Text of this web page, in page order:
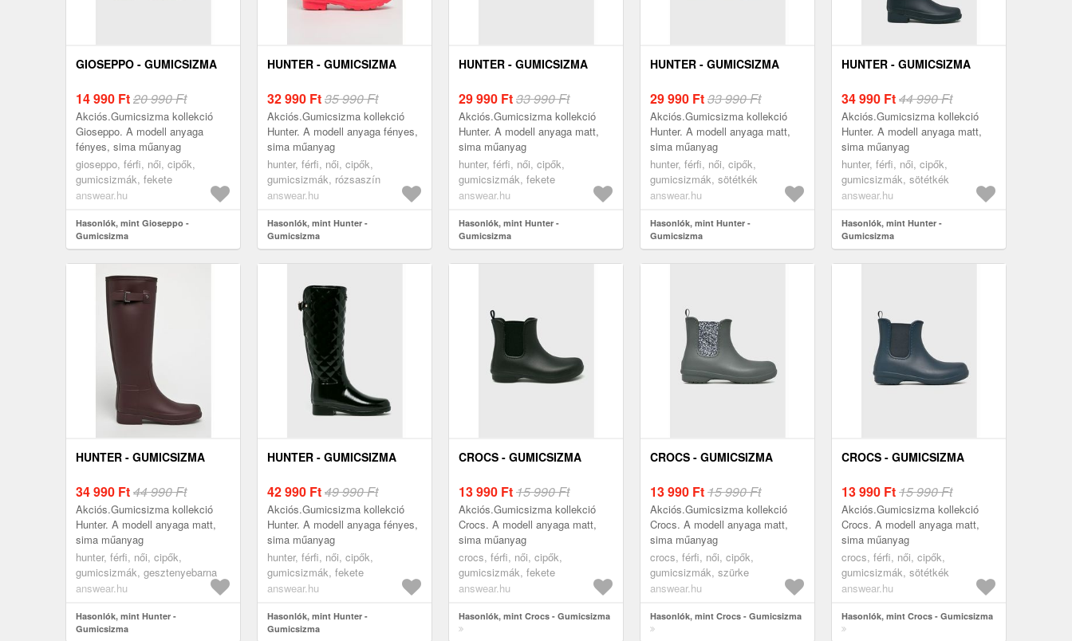
GIOSEPPO - GUMICSIZMA
14 990 Ft20 990 Ft
Akciós.Gumicsizma kollekció
Gioseppo. A modell anyaga
fényes, sima műanyag
gioseppo, férfi, női, cipők,
gumicsizmák, fekete
answear.hu
Hasonlók, mint Gioseppo -
Gumicsizma
HUNTER - GUMICSIZMA
32 990 Ft35 990 Ft
Akciós.Gumicsizma kollekció
Hunter. A modell anyaga fényes,
sima műanyag
hunter, férfi, női, cipők,
gumicsizmák, rózsaszín
answear.hu
Hasonlók, mint Hunter -
Gumicsizma
HUNTER - GUMICSIZMA
29 990 Ft33 990 Ft
Akciós.Gumicsizma kollekció
Hunter. A modell anyaga matt,
sima műanyag
hunter, férfi, női, cipők,
gumicsizmák, fekete
answear.hu
Hasonlók, mint Hunter -
Gumicsizma
HUNTER - GUMICSIZMA
29 990 Ft33 990 Ft
Akciós.Gumicsizma kollekció
Hunter. A modell anyaga matt,
sima műanyag
hunter, férfi, női, cipők,
gumicsizmák, sötétkék
answear.hu
Hasonlók, mint Hunter -
Gumicsizma
HUNTER - GUMICSIZMA
34 990 Ft44 990 Ft
Akciós.Gumicsizma kollekció
Hunter. A modell anyaga matt,
sima műanyag
hunter, férfi, női, cipők,
gumicsizmák, sötétkék
answear.hu
Hasonlók, mint Hunter -
Gumicsizma
HUNTER - GUMICSIZMA
34 990 Ft44 990 Ft
Akciós.Gumicsizma kollekció
Hunter. A modell anyaga matt,
sima műanyag
hunter, férfi, női, cipők,
gumicsizmák, gesztenyebarna
answear.hu
Hasonlók, mint Hunter -
Gumicsizma
HUNTER - GUMICSIZMA
42 990 Ft49 990 Ft
Akciós.Gumicsizma kollekció
Hunter. A modell anyaga fényes,
sima műanyag
hunter, férfi, női, cipők,
gumicsizmák, fekete
answear.hu
Hasonlók, mint Hunter -
Gumicsizma
CROCS - GUMICSIZMA
13 990 Ft15 990 Ft
Akciós.Gumicsizma kollekció
Crocs. A modell anyaga matt,
sima műanyag
crocs, férfi, női, cipők,
gumicsizmák, fekete
answear.hu
Hasonlók, mint Crocs - Gumicsizma
CROCS - GUMICSIZMA
13 990 Ft15 990 Ft
Akciós.Gumicsizma kollekció
Crocs. A modell anyaga matt,
sima műanyag
crocs, férfi, női, cipők,
gumicsizmák, szürke
answear.hu
Hasonlók, mint Crocs - Gumicsizma
CROCS - GUMICSIZMA
13 990 Ft15 990 Ft
Akciós.Gumicsizma kollekció
Crocs. A modell anyaga matt,
sima műanyag
crocs, férfi, női, cipők,
gumicsizmák, sötétkék
answear.hu
Hasonlók, mint Crocs - Gumicsizma